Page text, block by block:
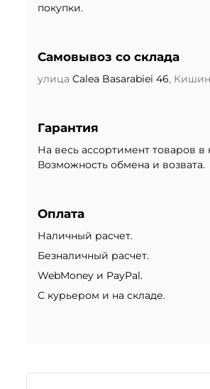
покупки.
Самовывоз со склада
улица Calea Basarabiei 46,
Гарантия
На весь ассортимент товаров в
Возможность обмена и возвата.
Оплата
Наличный расчет.
Безналичный расчет.
WebMoney и PayPal.
С курьером и на складе.